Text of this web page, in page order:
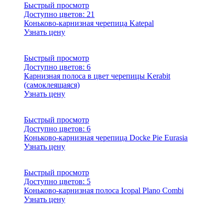
Быстрый просмотр
Доступно цветов: 21
Коньково-карнизная черепица Katepal
Узнать цену
Быстрый просмотр
Доступно цветов: 6
Карнизная полоса в цвет черепицы Kerabit
(самоклеящаяся)
Узнать цену
Быстрый просмотр
Доступно цветов: 6
Коньково-карнизная черепица Docke Pie Eurasia
Узнать цену
Быстрый просмотр
Доступно цветов: 5
Коньково-карнизная полоса Icopal Plano Combi
Узнать цену